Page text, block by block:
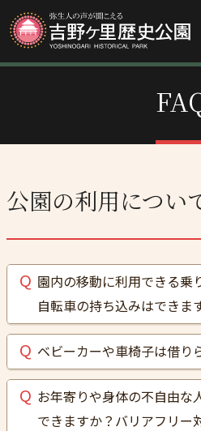
公園の利用につい
園内の移動に利用できる乗
自転車の持ち込みはできま
ベビーカーや車椅子は借り
お年寄りや身体の不自由な
できますか？バリアフリー